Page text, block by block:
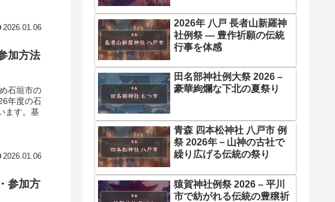
2026.01.06
加方法
石垣市の
年度の石
ます。基
2026.01.06
参加方
2026年 八戸 長者山新羅神
社例祭 ― 豊作祈願の伝統
行事を体感
田名部神社例大祭 2026 –
豪華絢爛な下北の夏祭り
青森 四本松神社 八戸市 例
祭 2026年－山神の古社で
繰り広げる伝統の祭り
猿賀神社例祭 2026 – 平川
市で紡がれる伝統の豊穣祈